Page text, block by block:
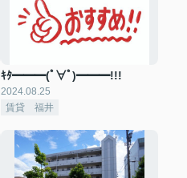
ｷﾀ━━━(ﾟ∀ﾟ)━━━!!!
2024.08.25
賃貸 福井